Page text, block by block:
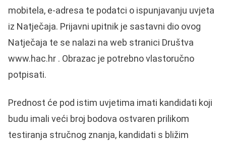
mobitela, e-adresa te podatci o ispunjavanju uvjeta
iz Natječaja. Prijavni upitnik je sastavni dio ovog
Natječaja te se nalazi na web stranici Društva
www.hac.hr . Obrazac je potrebno vlastoručno
potpisati.
Prednost će pod istim uvjetima imati kandidati koji
budu imali veći broj bodova ostvaren prilikom
testiranja stručnog znanja, kandidati s bližim